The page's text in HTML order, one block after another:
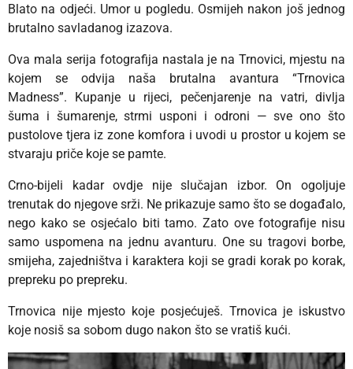
Blato na odjeći. Umor u pogledu. Osmijeh nakon još jednog
brutalno savladanog izazova.
Ova mala serija fotografija nastala je na Trnovici, mjestu na
kojem se odvija naša brutalna avantura “Trnovica
Madness”. Kupanje u rijeci, pečenjarenje na vatri, divlja
šuma i šumarenje, strmi usponi i odroni — sve ono što
pustolove tjera iz zone komfora i uvodi u prostor u kojem se
stvaraju priče koje se pamte.
Crno-bijeli kadar ovdje nije slučajan izbor. On ogoljuje
trenutak do njegove srži. Ne prikazuje samo što se događalo,
nego kako se osjećalo biti tamo. Zato ove fotografije nisu
samo uspomena na jednu avanturu. One su tragovi borbe,
smijeha, zajedništva i karaktera koji se gradi korak po korak,
prepreku po prepreku.
Trnovica nije mjesto koje posjećuješ. Trnovica je iskustvo
koje nosiš sa sobom dugo nakon što se vratiš kući.